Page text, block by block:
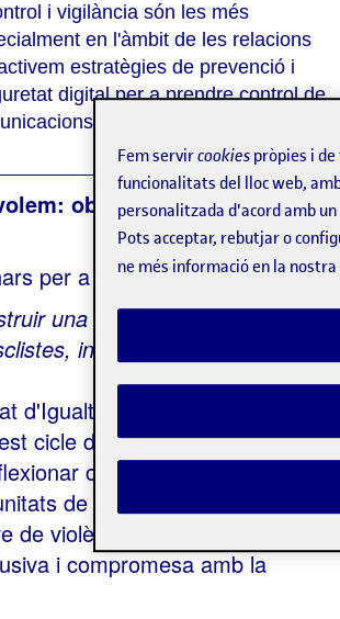
i vigilància són les més
en l'àmbit de les relacions
estratègies de prevenció i
digital per a prendre control de
i dispositius.
oberta, inclusiva i
per a estudiants UOC
una universitat lliure de
inclusiva i diversa
d'Igualtat, Inclusió i Diversitat,
cicle de webinars com un
col·lectivament sobre els
de construir una
de violències masclistes, més
i compromesa amb la
Fem servircookies pròpies i
funcionalitats del lloc web,
personalitzada d'acord amb
Pots acceptar, rebutjar o
ne més informació en la nostra